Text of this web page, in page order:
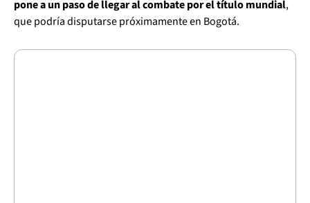
pone a un paso de llegar al combate por el título mundial,
que podría disputarse próximamente en Bogotá.